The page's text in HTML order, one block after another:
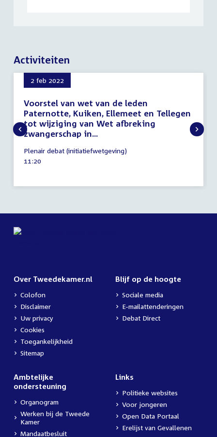
Activiteiten
2 feb 2022
Voorstel van wet van de leden
Paternotte, Kuiken, Ellemeet en Tellegen
tot wijziging van Wet afbreking
zwangerschap in...
februari
2022
Plenair debat (initiatiefwetgeving)
Tijd
11:20
Over Tweedekamer.nl
Colofon
Disclaimer
Uw privacy
Cookies
Toegankelijkheid
Sitemap
Blijf op de hoogte
Sociale media
E-mailattenderingen
Debat Direct
Ambtelijke
ondersteuning
Organogram
Werken bij de Tweede
Kamer
Mandaatbesluit
Links
Politieke websites
Voor jongeren
Open Data Portaal
Erelijst van Gevallenen